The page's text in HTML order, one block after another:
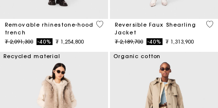
Removable rhinestone-hood
trench
Price reduced from
₮ 2,091,300to-40% ₮ 1,254,800
5 out of 5 Customer Rating
Reversible Faux Shearling
Jacket
Price reduced from
₮ 2,189,700to-40% ₮ 1,313,900
4,8
Recycled material Organic cotton